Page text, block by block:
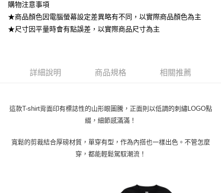
全家取貨付款
每筆NT$80，滿NT$799(含以上)免運費
每筆NT$80，滿NT$799(含以上)免運費
購物注意事項
★商品顏色因電腦螢幕設定差異略有不同，以實際商品顏色為主
★尺寸因平量時會有點誤差，以實際商品尺寸為主
詳細說明 商品規格 相關推薦
這款T-shirt背面印有標誌性的山形眼圖騰，正面則以低調的刺繡LOGO點
綴，細節感滿滿！
寬鬆的剪裁結合厚磅材質，單穿有型，作為內搭也一樣出色。不管怎麼
穿，都能輕鬆駕馭潮流！